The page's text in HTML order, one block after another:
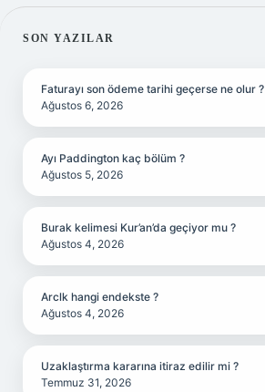
SIDEBAR
SON YAZILAR
Faturayı son ödeme tarihi geçerse ne olur ?
Ağustos 6, 2026
Ayı Paddington kaç bölüm ?
Ağustos 5, 2026
Burak kelimesi Kur’an’da geçiyor mu ?
Ağustos 4, 2026
Arclk hangi endekste ?
Ağustos 4, 2026
Uzaklaştırma kararına itiraz edilir mi ?
Temmuz 31, 2026